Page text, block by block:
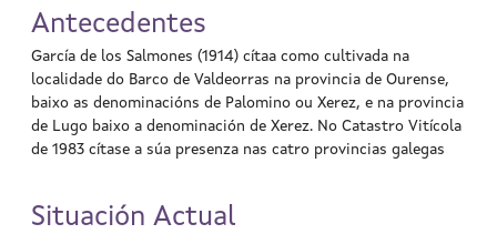
Antecedentes
García de los Salmones (1914) cítaa como cultivada na
localidade do Barco de Valdeorras na provincia de Ourense,
baixo as denominacións de Palomino ou Xerez, e na provincia
de Lugo baixo a denominación de Xerez. No Catastro Vitícola
de 1983 cítase a súa presenza nas catro provincias galegas
Situación Actual